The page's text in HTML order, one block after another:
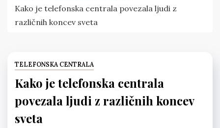
Kako je telefonska centrala povezala ljudi z
različnih koncev sveta
TELEFONSKA CENTRALA
Kako je telefonska centrala
povezala ljudi z različnih koncev
sveta